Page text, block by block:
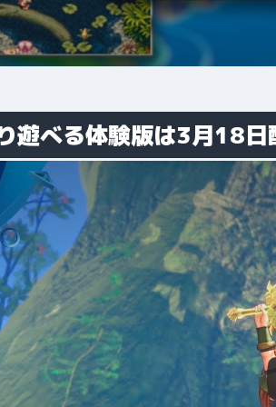
遊べる体験版は3月18日